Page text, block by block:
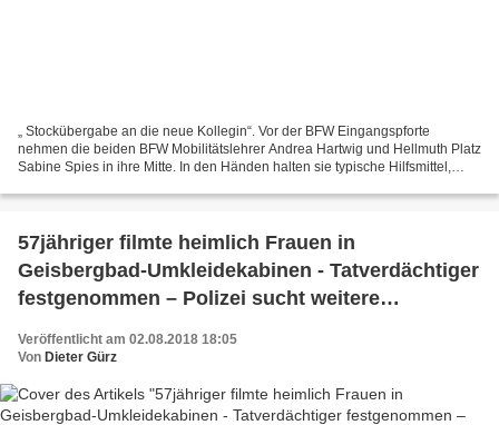
„ Stockübergabe an die neue Kollegin“. Vor der BFW Eingangspforte
nehmen die beiden BFW Mobilitätslehrer Andrea Hartwig und Hellmuth Platz
Sabine Spies in ihre Mitte. In den Händen halten sie typische Hilfsmittel,
57jähriger filmte heimlich Frauen in
Geisbergbad-Umkleidekabinen - Tatverdächtiger
festgenommen – Polizei sucht weitere
Veröffentlicht am 02.08.2018 18:05
Von Dieter Gürz